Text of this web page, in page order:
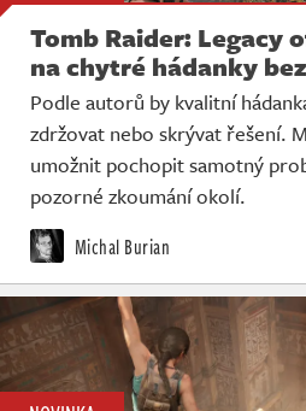
Tomb Raider: Legacy
na chytré hádanky
Podle autorů by kvalitní
zdržovat nebo skrývat řešení.
umožnit pochopit samotný
pozorné zkoumání okolí.
Michal Burian